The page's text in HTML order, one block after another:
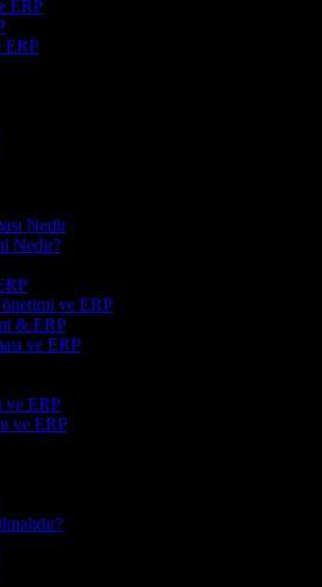
ERP
ERP
Nedir
Nedir?
ve ERP
& ERP
ve ERP
ve ERP
ve ERP